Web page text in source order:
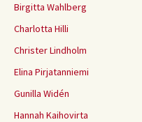
Birgitta Wahlberg
Charlotta Hilli
Christer Lindholm
Elina Pirjatanniemi
Gunilla Widén
Hannah Kaihovirta